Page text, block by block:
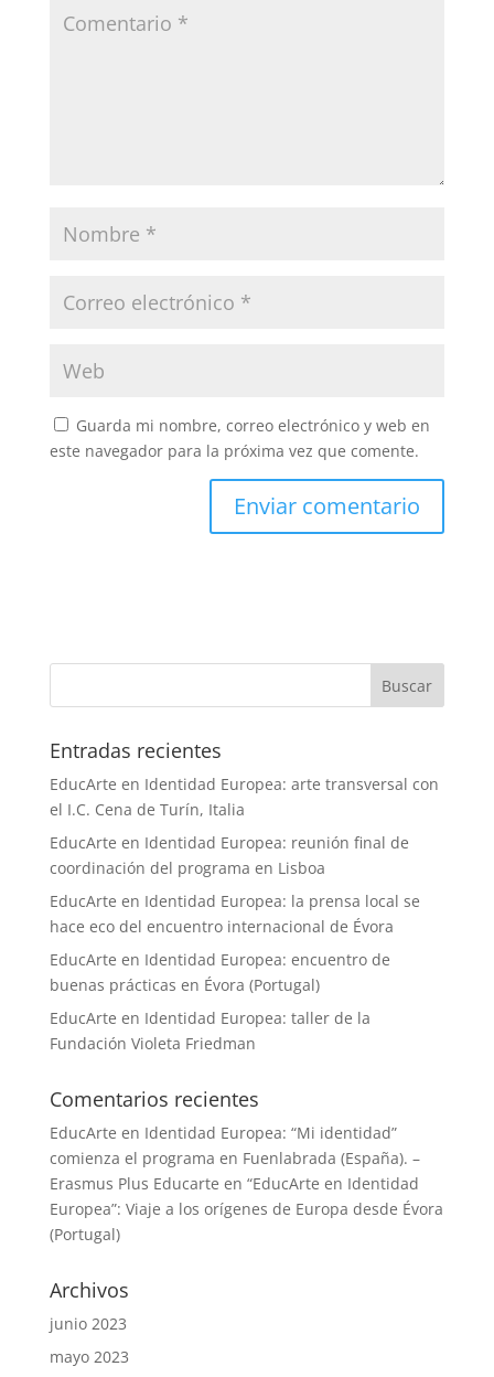
Guarda mi nombre, correo electrónico y web en
este navegador para la próxima vez que comente.
Entradas recientes
EducArte en Identidad Europea: arte transversal con
el I.C. Cena de Turín, Italia
EducArte en Identidad Europea: reunión final de
coordinación del programa en Lisboa
EducArte en Identidad Europea: la prensa local se
hace eco del encuentro internacional de Évora
EducArte en Identidad Europea: encuentro de
buenas prácticas en Évora (Portugal)
EducArte en Identidad Europea: taller de la
Fundación Violeta Friedman
Comentarios recientes
EducArte en Identidad Europea: “Mi identidad”
comienza el programa en Fuenlabrada (España). –
Erasmus Plus Educarte en “EducArte en Identidad
Europea”: Viaje a los orígenes de Europa desde Évora
(Portugal)
Archivos
junio 2023
mayo 2023